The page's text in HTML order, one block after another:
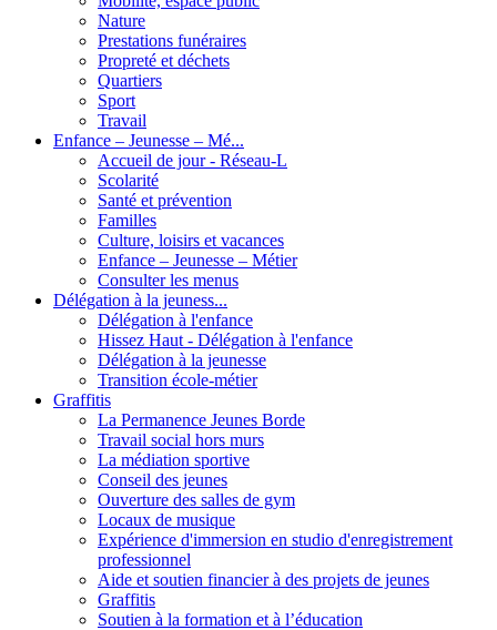
Nature
Prestations funéraires
Propreté et déchets
Quartiers
Sport
Travail
Enfance – Jeunesse – Mé...
Accueil de jour - Réseau-L
Scolarité
Santé et prévention
Familles
Culture, loisirs et vacances
Enfance – Jeunesse – Métier
Consulter les menus
Délégation à la jeuness...
Délégation à l'enfance
Hissez Haut - Délégation à l'enfance
Délégation à la jeunesse
Transition école-métier
Graffitis
La Permanence Jeunes Borde
Travail social hors murs
La médiation sportive
Conseil des jeunes
Ouverture des salles de gym
Locaux de musique
Expérience d'immersion en studio d'enregistrement
professionnel
Aide et soutien financier à des projets de jeunes
Graffitis
Soutien à la formation et à l’éducation